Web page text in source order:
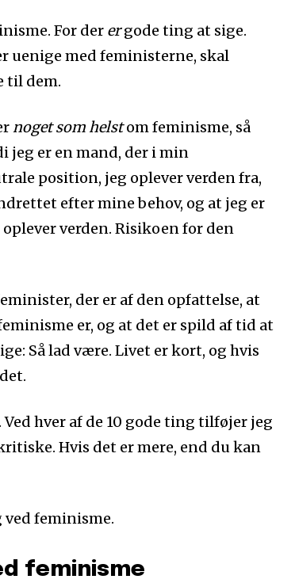
For der ergode ting at sige.
uenige med feministerne, skal
til dem.
noget som helstom feminisme, så
jeg er en mand, der i min
position, jeg oplever verden fra,
efter mine behov, og at jeg er
verden. Risikoen for den
der er af den opfattelse, at
er, og at det er spild af tid at
Så lad være. Livet er kort, og hvis
hver af de 10 gode ting tilføjer jeg
Hvis det er mere, end du kan
ved feminisme.
feminisme